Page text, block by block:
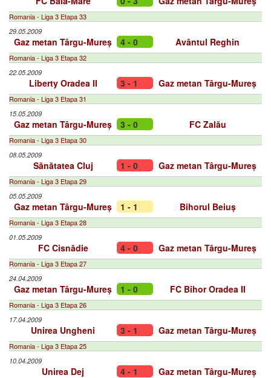
Romania - Liga 3 Etapa 33
29.05.2009
Gaz metan Târgu-Mureș 4 - 0 Avântul Reghin
Romania - Liga 3 Etapa 32
22.05.2009
Liberty Oradea II 3 - 1 Gaz metan Târgu-Mureș
Romania - Liga 3 Etapa 31
15.05.2009
Gaz metan Târgu-Mureș 3 - 0 FC Zalău
Romania - Liga 3 Etapa 30
08.05.2009
Sănătatea Cluj 1 - 0 Gaz metan Târgu-Mureș
Romania - Liga 3 Etapa 29
05.05.2009
Gaz metan Târgu-Mureș 1 - 1 Bihorul Beiuș
Romania - Liga 3 Etapa 28
01.05.2009
FC Cisnădie 4 - 0 Gaz metan Târgu-Mureș
Romania - Liga 3 Etapa 27
24.04.2009
Gaz metan Târgu-Mureș 1 - 0 FC Bihor Oradea II
Romania - Liga 3 Etapa 26
17.04.2009
Unirea Ungheni 3 - 1 Gaz metan Târgu-Mureș
Romania - Liga 3 Etapa 25
10.04.2009
Unirea Dej 4 - 1 Gaz metan Târgu-Mureș